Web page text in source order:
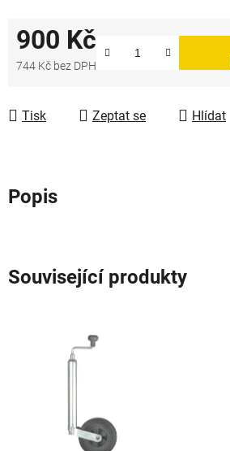
900 Kč
744 Kč bez DPH
Tisk Zeptat se Hlídat
Popis
Související produkty